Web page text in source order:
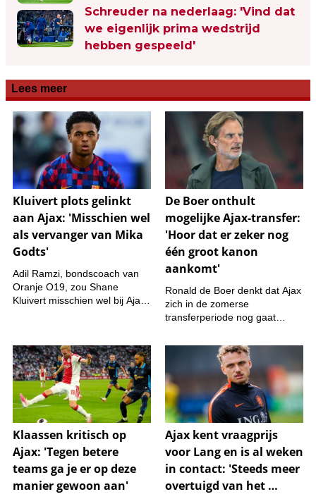
Schreuder na nederlaag: 'Vind dat
we eigenlijk prima wedstrijd
hebben gespeeld'